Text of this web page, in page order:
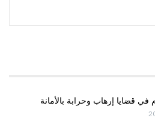
في قضايا إرهاب وحرابة بالأمانة